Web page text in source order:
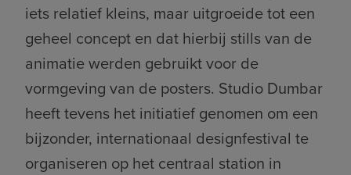
iets relatief kleins, maar uitgroeide tot een
geheel concept en dat hierbij stills van de
animatie werden gebruikt voor de
vormgeving van de posters. Studio Dumbar
heeft tevens het initiatief genomen om een
bijzonder, internationaal designfestival te
organiseren op het centraal station in